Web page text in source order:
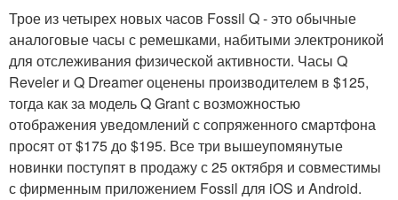
Трое из четырех новых часов Fossil Q - это обычные
аналоговые часы с ремешками, набитыми электроникой
для отслеживания физической активности. Часы Q
Reveler и Q Dreamer оценены производителем в $125,
тогда как за модель Q Grant с возможностью
отображения уведомлений с сопряженного смартфона
просят от $175 до $195. Все три вышеупомянутые
новинки поступят в продажу с 25 октября и совместимы
с фирменным приложением Fossil для iOS и Android.